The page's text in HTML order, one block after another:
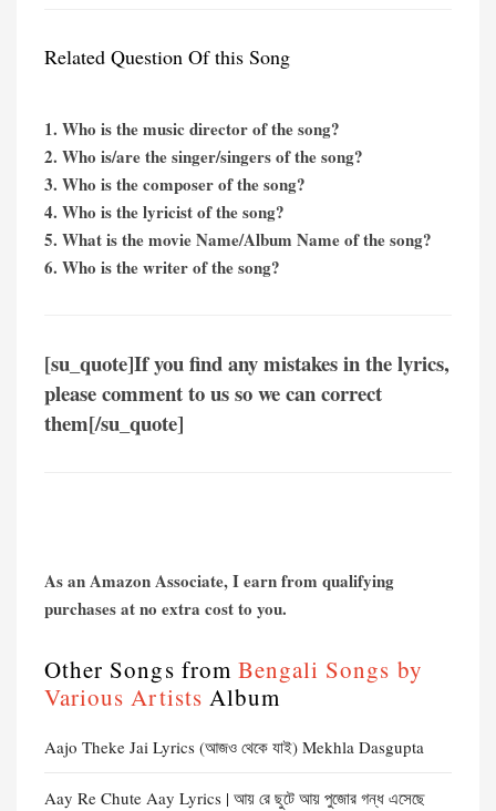
Related Question Of this Song
1. Who is the music director of the song?
2. Who is/are the singer/singers of the song?
3. Who is the composer of the song?
4. Who is the lyricist of the song?
5. What is the movie Name/Album Name of the song?
6. Who is the writer of the song?
[su_quote]If you find any mistakes in the lyrics,
please comment to us so we can correct
them[/su_quote]
As an Amazon Associate, I earn from qualifying
purchases at no extra cost to you.
Other Songs from Bengali Songs by
Various Artists Album
Aajo Theke Jai Lyrics (আজও থেকে যাই) Mekhla Dasgupta
Aay Re Chute Aay Lyrics | আয় রে ছুটে আয় পুজোর গন্ধ এসেছে